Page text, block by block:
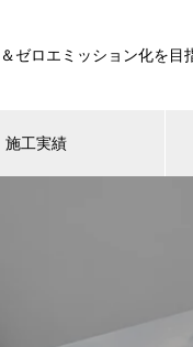
ゼロエミッション化を目
施工実績